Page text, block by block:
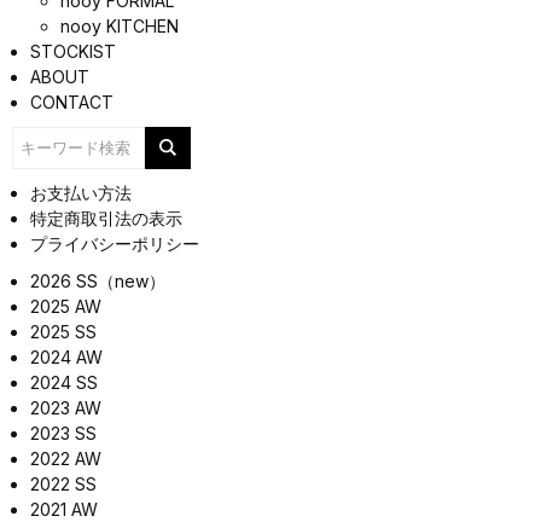
nooy KITCHEN
STOCKIST
ABOUT
CONTACT
お支払い方法
特定商取引法の表示
プライバシーポリシー
2026 SS（new）
2025 AW
2025 SS
2024 AW
2024 SS
2023 AW
2023 SS
2022 AW
2022 SS
2021 AW